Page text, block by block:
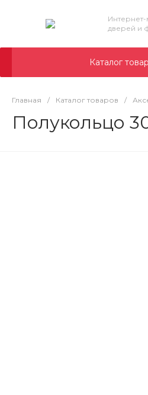
Интернет-
дверей и
Каталог
Главная / Каталог товаров /
Полукольцо